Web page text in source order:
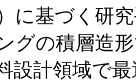
に基づく研
グの積層造
設計領域で